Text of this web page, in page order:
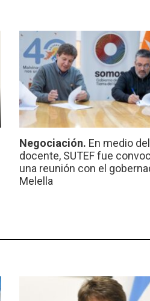
Negociación. En medio
docente, SUTEF fue
una reunión con el
Melella